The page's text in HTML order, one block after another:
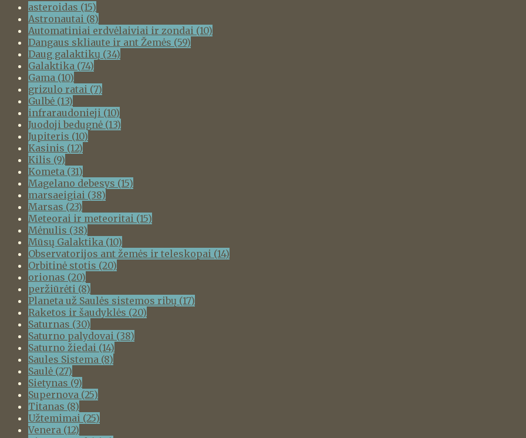
asteroidas (15)
Astronautai (8)
Automatiniai erdvėlaiviai ir zondai (10)
Dangaus skliaute ir ant Žemės (59)
Daug galaktikų (34)
Galaktika (74)
Gama (10)
grizulo ratai (7)
Gulbė (13)
infraraudonieji (10)
Juodoji bedugnė (13)
Jupiteris (10)
Kasinis (12)
Kilis (9)
Kometa (31)
Magelano debesys (15)
marsaeigiai (38)
Marsas (23)
Meteorai ir meteoritai (15)
Mėnulis (38)
Mūsų Galaktika (10)
Observatorijos ant žemės ir teleskopai (14)
Orbitinė stotis (20)
orionas (20)
peržiūrėti (8)
Planeta už Saulės sistemos ribų (17)
Raketos ir šaudyklės (20)
Saturnas (30)
Saturno palydovai (38)
Saturno žiedai (14)
Saules Sistema (8)
Saulė (27)
Sietynas (9)
Supernova (25)
Titanas (8)
Užtemimai (25)
Venera (12)